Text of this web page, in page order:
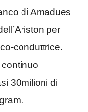
di Amadues
per
conduttrice.
30milioni di